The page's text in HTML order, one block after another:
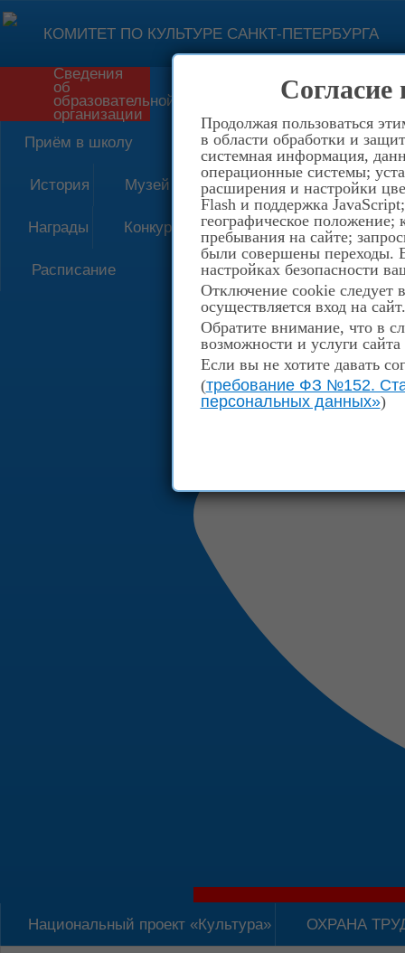
Согласие
Продолжая пользоваться
в области обработки и
системная информация,
операционные системы;
расширения и настройки
Flash и поддержка
географическое положение;
пребывания на сайте;
были совершены переходы.
настройках безопасности
Отключение cookie следует
осуществляется вход на сайт.
Обратите внимание, что в
возможности и услуги
Если вы не хотите давать
(требование ФЗ №152.
персональных данных»)
КОМИТЕТ ПО КУЛЬТУРЕ САНКТ-ПЕТЕРБУРГА
Форма обратной связи
Сведения
об
образовательной
организации
Приём в школу
История Музей
Награды Конкурсы
Расписание
Национальный проект «Культура» ОХРАНА